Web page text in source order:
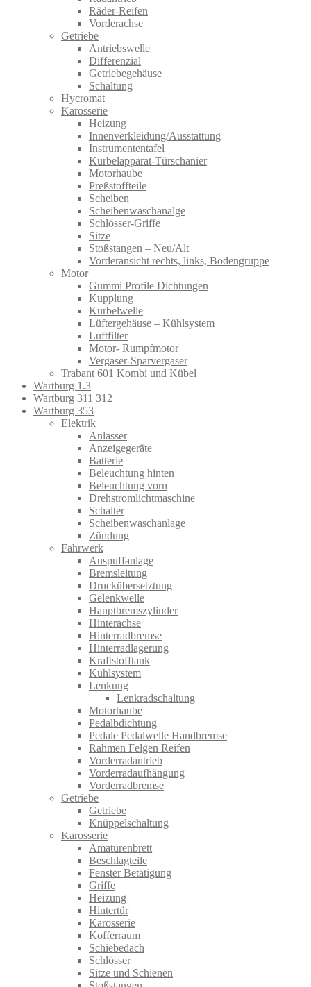
Räder-Reifen
Vorderachse
Getriebe
Antriebswelle
Differenzial
Getriebegehäuse
Schaltung
Hycromat
Karosserie
Heizung
Innenverkleidung/Ausstattung
Instrumententafel
Kurbelapparat-Türschanier
Motorhaube
Preßstoffteile
Scheiben
Scheibenwaschanalge
Schlösser-Griffe
Sitze
Stoßstangen – Neu/Alt
Vorderansicht rechts, links, Bodengruppe
Motor
Gummi Profile Dichtungen
Kupplung
Kurbelwelle
Lüftergehäuse – Kühlsystem
Luftfilter
Motor- Rumpfmotor
Vergaser-Sparvergaser
Trabant 601 Kombi und Kübel
Wartburg 1.3
Wartburg 311 312
Wartburg 353
Elektrik
Anlasser
Anzeigegeräte
Batterie
Beleuchtung hinten
Beleuchtung vorn
Drehstromlichtmaschine
Schalter
Scheibenwaschanlage
Zündung
Fahrwerk
Auspuffanlage
Bremsleitung
Druckübersetztung
Gelenkwelle
Hauptbremszylinder
Hinterachse
Hinterradbremse
Hinterradlagerung
Kraftstofftank
Kühlsystem
Lenkung
Lenkradschaltung
Motorhaube
Pedalbdichtung
Pedale Pedalwelle Handbremse
Rahmen Felgen Reifen
Vorderradantrieb
Vorderradaufhängung
Vorderradbremse
Getriebe
Getriebe
Knüppelschaltung
Karosserie
Amaturenbrett
Beschlagteile
Fenster Betätigung
Griffe
Heizung
Hintertür
Karosserie
Kofferraum
Schiebedach
Schlösser
Sitze und Schienen